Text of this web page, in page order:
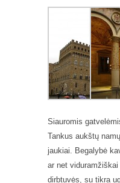
Siauromis
Tankus aukštų
jaukiai. Begalybė
ar net
dirbtuvės, su tikra